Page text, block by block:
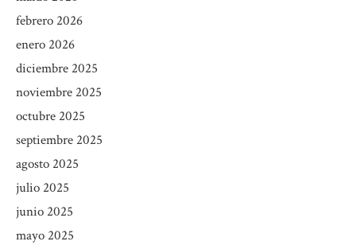
febrero 2026
enero 2026
diciembre 2025
noviembre 2025
octubre 2025
septiembre 2025
agosto 2025
julio 2025
junio 2025
mayo 2025